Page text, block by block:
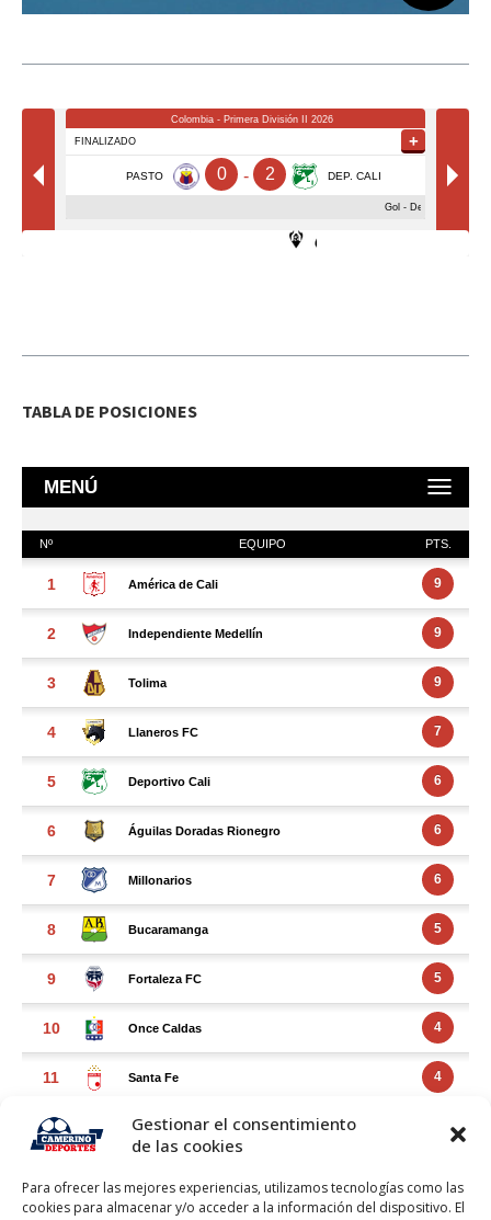
Gestionar el consentimiento
de las cookies
Para ofrecer las mejores experiencias, utilizamos tecnologías como las
cookies para almacenar y/o acceder a la información del dispositivo. El
TABLA DE POSICIONES